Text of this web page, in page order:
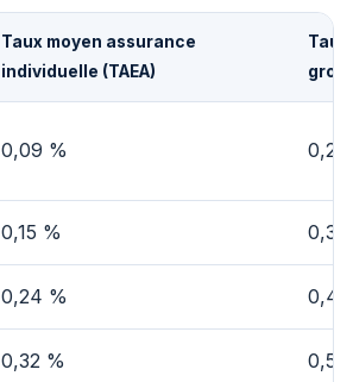
Taux moyen assurance
individuelle (TAEA)
0,09 %
0,15 %
0,24 %
0,32 %